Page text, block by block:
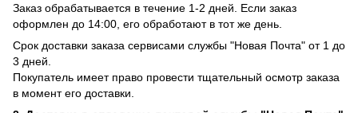
Заказ обрабатывается в течение 1-2 дней. Если заказ
оформлен до 14:00, его обработают в тот же день.
Срок доставки заказа сервисами службы "Новая Почта" от 1 до
3 дней.
Покупатель имеет право провести тщательный осмотр заказа
в момент его доставки.